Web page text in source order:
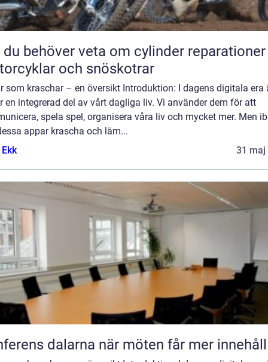
behöver veta om cylinder
och snöskotrar
som kraschar – en översikt Introduktion: I dagens digitala era
en integrerad del av vårt dagliga liv. Vi använder dem för att
spela spel, organisera våra liv och mycket mer. Men
appar krascha och läm...
31 maj
Konferens dalarna när möten får mer innehåll